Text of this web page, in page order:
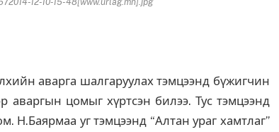
аварга шалгаруулах тэмцээнд бүжигчин
цомыг хүртсэн билээ. Тус тэмцээнд
уг тэмцээнд “Алтан ураг хамтлаг”